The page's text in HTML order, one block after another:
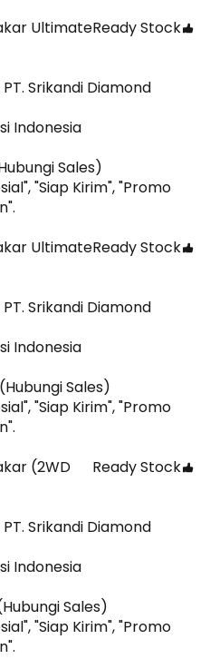
UltimateReady Stock
Srikandi Diamond
Indonesia
Sales)
"Siap Kirim", "Promo
UltimateReady Stock
Srikandi Diamond
Indonesia
Sales)
"Siap Kirim", "Promo
(2WD
Ready Stock
Srikandi Diamond
Indonesia
Sales)
"Siap Kirim", "Promo